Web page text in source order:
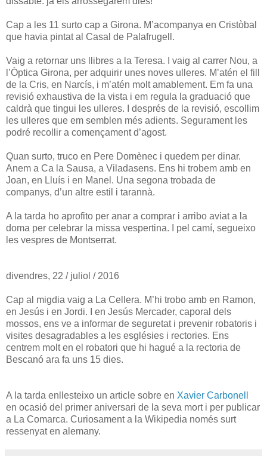
Cap a les 11 surto cap a Girona. M’acompanya en Cristòbal
que havia pintat al Casal de Palafrugell.
Vaig a retornar uns llibres a la Teresa. I vaig al carrer Nou, a
l’Òptica Girona, per adquirir unes noves ulleres. M’atén el fill
de la Cris, en Narcís, i m’atén molt amablement. Em fa una
revisió exhaustiva de la vista i em regula la graduació que
caldrà que tingui les ulleres. I després de la revisió, escollim
les ulleres que em semblen més adients. Segurament les
podré recollir a començament d’agost.
Quan surto, truco en Pere Domènec i quedem per dinar.
Anem a Ca la Sausa, a Viladasens. Ens hi trobem amb en
Joan, en Lluís i en Manel. Una segona trobada de
companys, d’un altre estil i tarannà.
A la tarda ho aprofito per anar a comprar i arribo aviat a la
doma per celebrar la missa vespertina. I pel camí, segueixo
les vespres de Montserrat.
divendres, 22 / juliol / 2016
Cap al migdia vaig a La Cellera. M’hi trobo amb en Ramon,
en Jesús i en Jordi. I en Jesús Mercader, caporal dels
mossos, ens ve a informar de seguretat i prevenir robatoris i
visites desagradables a les esglésies i rectories. Ens
centrem molt en el robatori que hi hagué a la rectoria de
Bescanó ara fa uns 15 dies.
A la tarda enllesteixo un article sobre en Xavier Carbonell
en ocasió del primer aniversari de la seva mort i per publicar
a La Comarca. Curiosament a la Wikipedia només surt
ressenyat en alemany.